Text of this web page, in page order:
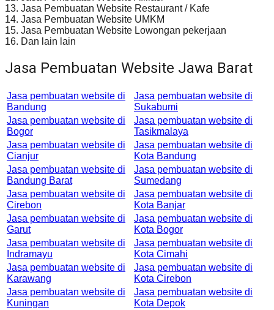
13. Jasa Pembuatan Website Restaurant / Kafe
14. Jasa Pembuatan Website UMKM
15. Jasa Pembuatan Website Lowongan pekerjaan
16. Dan lain lain
Jasa Pembuatan Website Jawa Barat
Jasa pembuatan website di
Bandung
Jasa pembuatan website di
Sukabumi
Jasa pembuatan website di
Bogor
Jasa pembuatan website di
Tasikmalaya
Jasa pembuatan website di
Cianjur
Jasa pembuatan website di
Kota Bandung
Jasa pembuatan website di
Bandung Barat
Jasa pembuatan website di
Sumedang
Jasa pembuatan website di
Cirebon
Jasa pembuatan website di
Kota Banjar
Jasa pembuatan website di
Garut
Jasa pembuatan website di
Kota Bogor
Jasa pembuatan website di
Indramayu
Jasa pembuatan website di
Kota Cimahi
Jasa pembuatan website di
Karawang
Jasa pembuatan website di
Kota Cirebon
Jasa pembuatan website di
Kuningan
Jasa pembuatan website di
Kota Depok